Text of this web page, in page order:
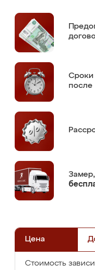
Сроки
после
Замер,
Цена
Стоимость